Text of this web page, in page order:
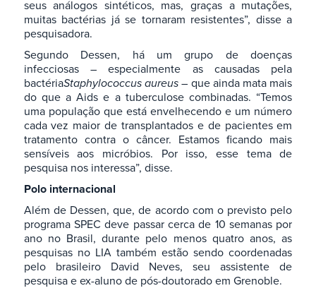
seus análogos sintéticos, mas, graças a mutações,
muitas bactérias já se tornaram resistentes”, disse a
pesquisadora.
Segundo Dessen, há um grupo de doenças
infecciosas – especialmente as causadas pela
bactériaStaphylococcus aureus– que ainda mata mais
do que a Aids e a tuberculose combinadas. “Temos
uma população que está envelhecendo e um número
cada vez maior de transplantados e de pacientes em
tratamento contra o câncer. Estamos ficando mais
sensíveis aos micróbios. Por isso, esse tema de
pesquisa nos interessa”, disse.
Polo internacional
Além de Dessen, que, de acordo com o previsto pelo
programa SPEC deve passar cerca de 10 semanas por
ano no Brasil, durante pelo menos quatro anos, as
pesquisas no LIA também estão sendo coordenadas
pelo brasileiro David Neves, seu assistente de
pesquisa e ex-aluno de pós-doutorado em Grenoble.